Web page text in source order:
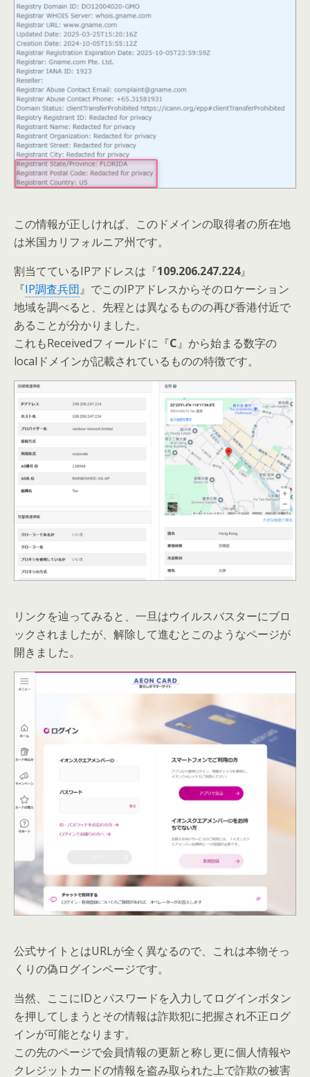
この情報が正しければ、このドメインの取得者の所在地
は米国カリフォルニア州です。
割当てているIPアドレスは『109.206.247.224』
『IP調査兵団』でこのIPアドレスからそのロケーション
地域を調べると、先程とは異なるものの再び香港付近で
あることが分かりました。
これもReceivedフィールドに『C』から始まる数字の
localドメインが記載されているものの特徴です。
リンクを辿ってみると、一旦はウイルスバスターにブロ
ックされましたが、解除して進むとこのようなページが
開きました。
公式サイトとはURLが全く異なるので、これは本物そっ
くりの偽ログインページです。
当然、ここにIDとパスワードを入力してログインボタン
を押してしまうとその情報は詐欺犯に把握され不正ログ
インが可能となります。
この先のページで会員情報の更新と称し更に個人情報や
クレジットカードの情報を盗み取られた上で詐欺の被害